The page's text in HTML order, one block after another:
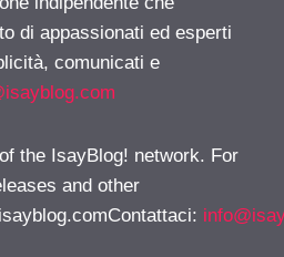
di appassionati ed esperti
comunicati e
the IsayBlog! network. For
and other
: